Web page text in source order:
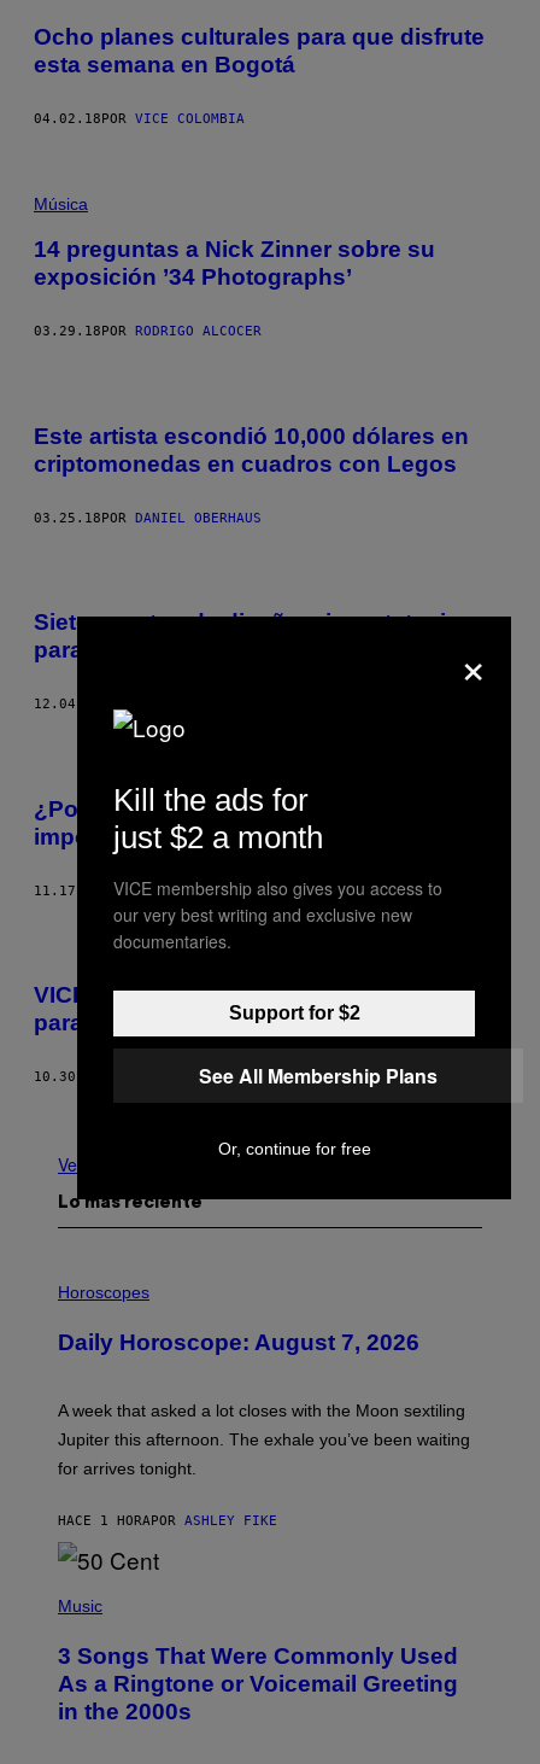
Ocho planes culturales para que disfrute
esta semana en Bogotá
04.02.18POR VICE COLOMBIA
Música
14 preguntas a Nick Zinner sobre su
exposición ’34 Photographs’
03.29.18 POR RODRIGO ALCOCER
Este artista escondió 10,000 dólares en
criptomonedas en cuadros con Legos
03.25.18POR DANIEL OBERHAUS
Siete eventos de diseño, cine y tatuajes
para esta semana
12.04.17
¿Por qué John Baldessari es tan
importante para el arte conceptual?
11.17.17 PORCLARA LÓPEZ
VICE recomienda seis eventos culturales
para hacer esta semana en Bogotá
10.30.17 VICE COLOMBIA
Ver todo
Lo más reciente
L
S
T
I
N
R
E
E
A
.
Horoscopes
Daily Horoscope: August 7, 2026
A week that asked a lot closes with the Moon sextiling
Jupiter this afternoon. The exhale you’ve been waiting
for arrives tonight.
HACE 1 HORAPOR ASHLEY FIKE
H
O
B
Y
G
Music
3 Songs That Were Commonly Used
As a Ringtone or Voicemail Greeting
in the 2000s
×
Kill the ads for
just $2 a month
VICE membership also gives you access to
our very best writing and exclusive new
documentaries.
Support for $2
See All Membership Plans
Or, continue for free